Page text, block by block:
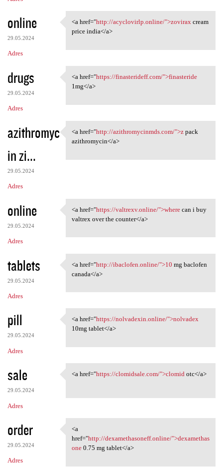
online
29.05.2024
Adres
<a href="http://acyclovirlp
<a href="http://acyclovirlp.online/">zoviraxcream
price india</a>
drugs
29.05.2024
Adres
<a href="https:/
<a href="https://finasterideff.com/">finasteride
1mg</a>
azithromyc
in zi...
29.05.2024
Adres
<a href="http:/
<a href="http://azithromycinmds.com/">zpack
azithromycin</a>
online
29.05.2024
Adres
<a href="https://valtrexv
<a href="https://valtrexv.online/">wherecan i buy
valtrex over the counter</a>
tablets
29.05.2024
Adres
<a href="http://ibaclofen
<a href="http://ibaclofen.online/">10 mg baclofen
canada</a>
pill
29.05.2024
Adres
<a href="https://nolvadexin
<a href="https://nolvadexin.online/">nolvadex
10mg tablet</a>
sale
29.05.2024
Adres
<a href="https://clomidsale
<a href="https://clomidsale.com/">clomidotc</a>
order
29.05.2024
Adres
<a href="http:/
<a
href="http://dexamethasoneff.online/">dexamethas
one0.75 mg tablet</a>